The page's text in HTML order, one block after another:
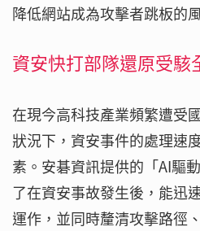
降低網站成為攻擊者跳板的
資安快打部隊還原受駭
在現今高科技產業頻繁遭受
狀況下，資安事件的處理速
素。安碁資訊提供的「AI驅
了在資安事故發生後，能迅
運作，並同時釐清攻擊路徑